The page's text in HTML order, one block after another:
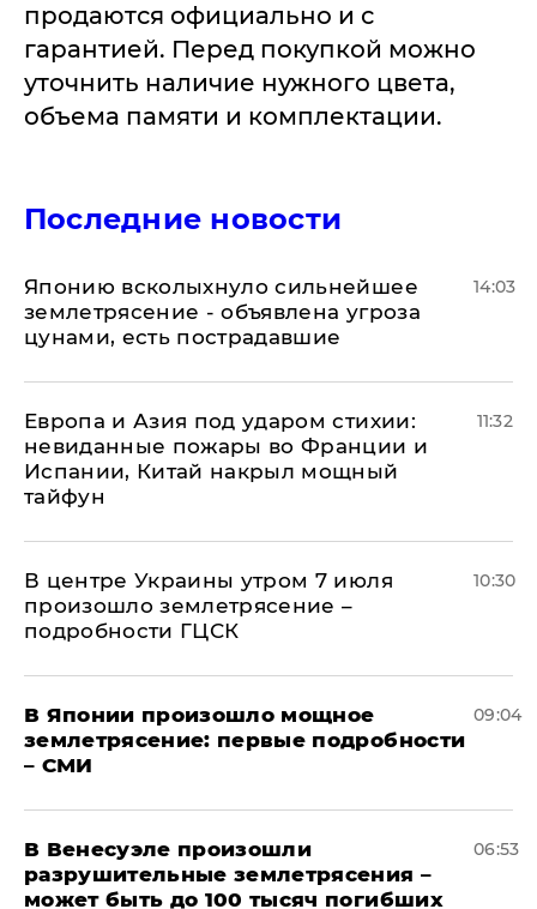
продаются официально и с
гарантией. Перед покупкой можно
уточнить наличие нужного цвета,
объема памяти и комплектации.
Последние новости
Японию всколыхнуло сильнейшее
землетрясение - объявлена угроза
цунами, есть пострадавшие
14:03
Европа и Азия под ударом стихии:
невиданные пожары во Франции и
Испании, Китай накрыл мощный
тайфун
11:32
В центре Украины утром 7 июля
произошло землетрясение –
подробности ГЦСК
10:30
В Японии произошло мощное
землетрясение: первые подробности
– СМИ
09:04
В Венесуэле произошли
разрушительные землетрясения –
может быть до 100 тысяч погибших
06:53